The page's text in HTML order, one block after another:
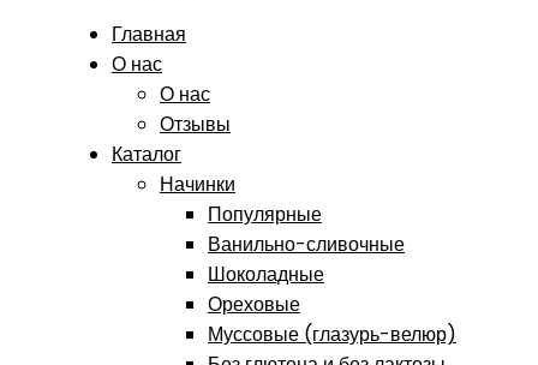
Главная
О нас
О нас
Отзывы
Каталог
Начинки
Популярные
Ванильно-сливочные
Шоколадные
Ореховые
Муссовые (глазурь-велюр)